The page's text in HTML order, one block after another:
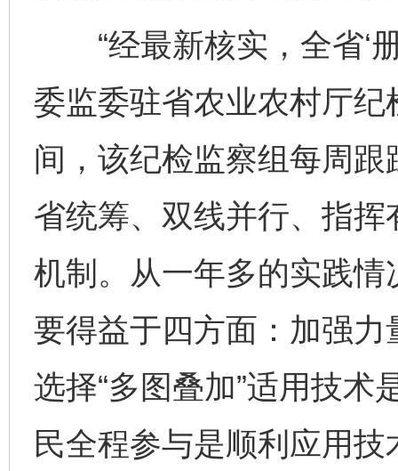
“经最新核实，全省‘册
委监委驻省农业农村厅
间，该纪检监察组每周
省统筹、双线并行、指挥
机制。从一年多的实践情
要得益于四方面：加强
选择“多图叠加”适用技术
民全程参与是顺利应用